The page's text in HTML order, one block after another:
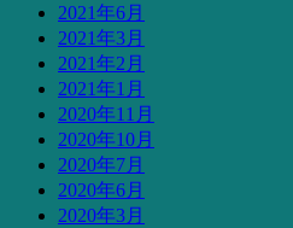
2021年6月
2021年3月
2021年2月
2021年1月
2020年11月
2020年10月
2020年7月
2020年6月
2020年3月